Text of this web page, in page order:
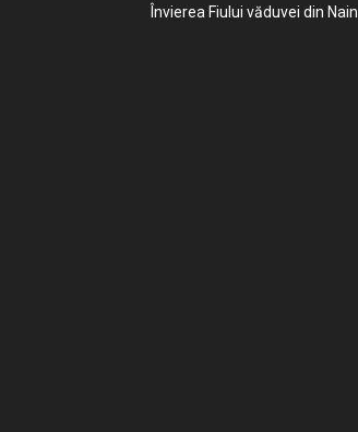
Învierea Fiului văduvei din Nain